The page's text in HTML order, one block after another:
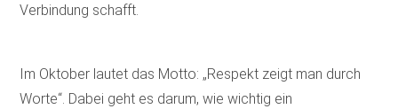
Verbindung schafft.
Im Oktober lautet das Motto: „Respekt zeigt man durch
Worte“. Dabei geht es darum, wie wichtig ein